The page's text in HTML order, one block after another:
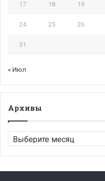
17 18 19
24 25 26
31
« Июл
Архивы
Архивы